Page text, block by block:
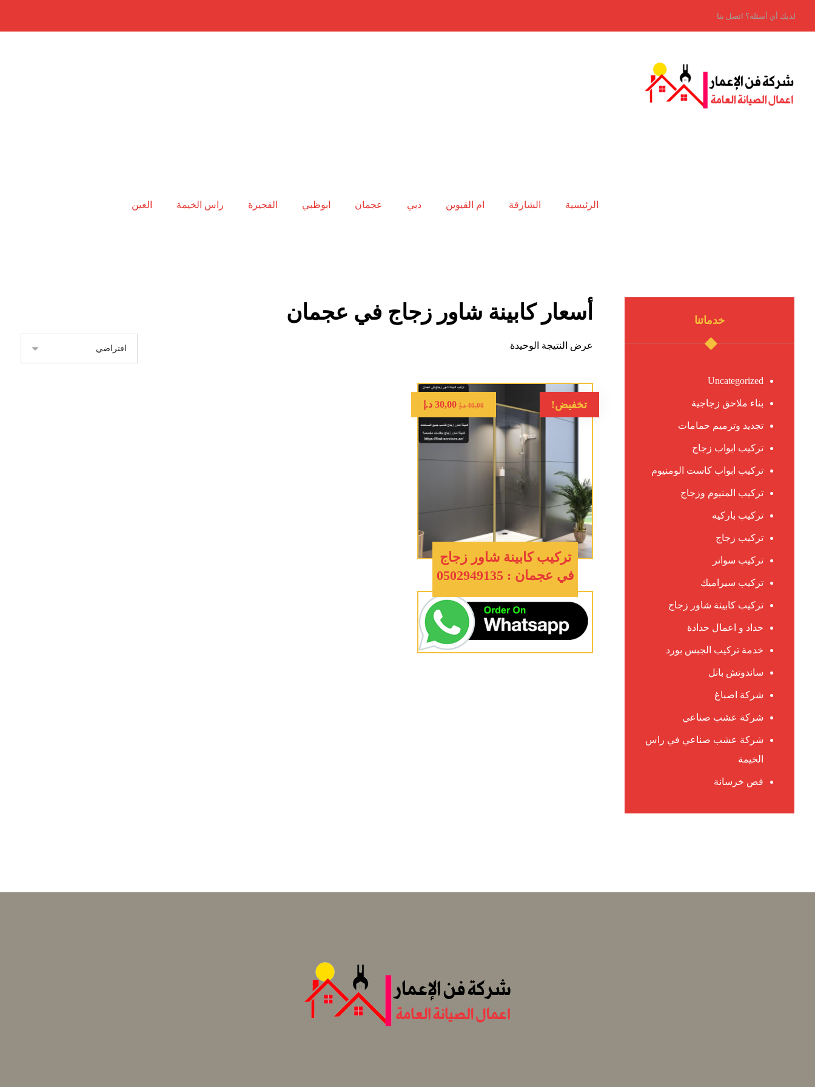
لديك أي أسئلة؟ اتصل بنا
الرئيسية الشارقة ام القيوين دبي عجمان ابوظبي الفجيرة راس الخيمة العين
أسعار كابينة شاور زجاج في عجمان
عرض النتيجة الوحيدة
تخفيض!
تركيب كابينة شاور زجاج
في عجمان : 0502949135
40,00 د.إ 30,00 د.إ
خدماتنا
Uncategorized
بناء ملاحق زجاجية
تجديد وترميم حمامات
تركيب ابواب زجاج
تركيب ابواب كاست الومنيوم
تركيب المنيوم وزجاج
تركيب باركيه
تركيب زجاج
تركيب سواتر
تركيب سيراميك
تركيب كابينة شاور زجاج
حداد و اعمال حدادة
خدمة تركيب الجبس بورد
ساندوتش بانل
شركة اصباغ
شركة عشب صناعي
شركة عشب صناعي في راس
الخيمة
قص خرسانة